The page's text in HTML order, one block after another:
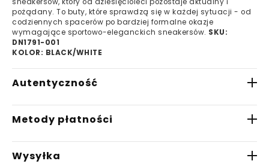
pożądany. To buty, które sprawdzą się w każdej sytuacji - od
codziennych spacerów po bardziej formalne okazje
wymagające sportowo-eleganckich sneakersów. SKU:
DN1791-001
KOLOR: BLACK/WHITE
Autentyczność
W Saturaise.com gwarantujemy, że wszystkie
oferowane przez nas produkty są w 100%
oryginalne. Nasza starannie wyselekcjonowana
sieć zaufanych partnerów handlowych zapewnia
Metody płatności
Wysyłka